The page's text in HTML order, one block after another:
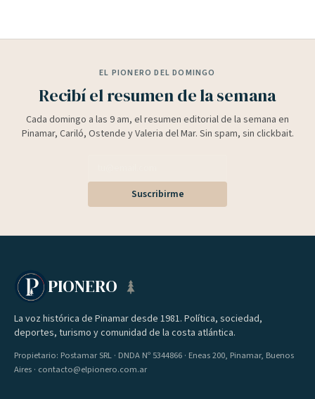
EL PIONERO DEL DOMINGO
Recibí el resumen de la semana
Cada domingo a las 9 am, el resumen editorial de la semana en
Pinamar, Cariló, Ostende y Valeria del Mar. Sin spam, sin clickbait.
Suscribirme
PIONERO
La voz histórica de Pinamar desde 1981. Política, sociedad,
deportes, turismo y comunidad de la costa atlántica.
Propietario: Postamar SRL · DNDA Nº 5344866 · Eneas 200, Pinamar, Buenos
Aires · contacto@elpionero.com.ar